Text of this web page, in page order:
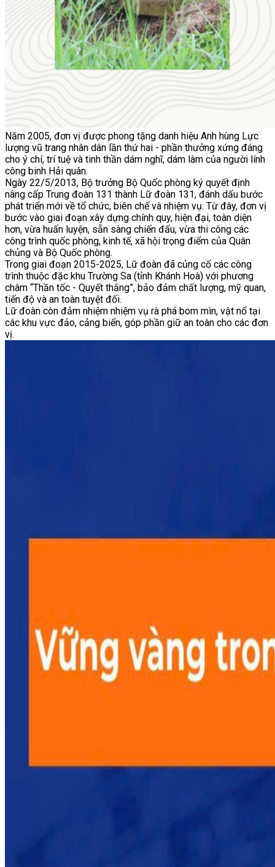
Năm 2005, đơn vị được phong tặng danh hiệu Anh hùng Lực
lượng vũ trang nhân dân lần thứ hai - phần thưởng xứng đáng
cho ý chí, trí tuệ và tinh thần dám nghĩ, dám làm của người lính
công binh Hải quân.
Ngày 22/5/2013, Bộ trưởng Bộ Quốc phòng ký quyết định
nâng cấp Trung đoàn 131 thành Lữ đoàn 131, đánh dấu bước
phát triển mới về tổ chức, biên chế và nhiệm vụ. Từ đây, đơn vị
bước vào giai đoạn xây dựng chính quy, hiện đại, toàn diện
hơn, vừa huấn luyện, sẵn sàng chiến đấu, vừa thi công các
công trình quốc phòng, kinh tế, xã hội trọng điểm của Quân
chủng và Bộ Quốc phòng.
Trong giai đoạn 2015-2025, Lữ đoàn đã củng cố các công
trình thuộc đặc khu Trường Sa (tỉnh Khánh Hoà) với phương
châm “Thần tốc - Quyết thắng”, bảo đảm chất lượng, mỹ quan,
tiến độ và an toàn tuyệt đối.
Lữ đoàn còn đảm nhiệm nhiệm vụ rà phá bom mìn, vật nổ tại
các khu vực đảo, cảng biển, góp phần giữ an toàn cho các đơn
vị.